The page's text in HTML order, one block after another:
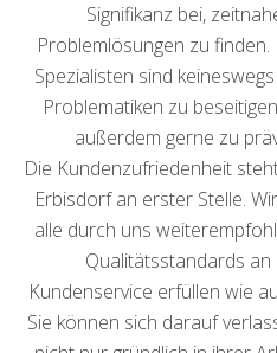
Signifikanz bei,
Problemlösungen zu
Spezialisten sind
Problematiken zu
außerdem gerne zu
Die Kundenzufriedenheit
Erbisdorf an erster Stelle.
alle durch uns
Qualitätsstandards
Kundenservice erfüllen wie
Sie können sich darauf